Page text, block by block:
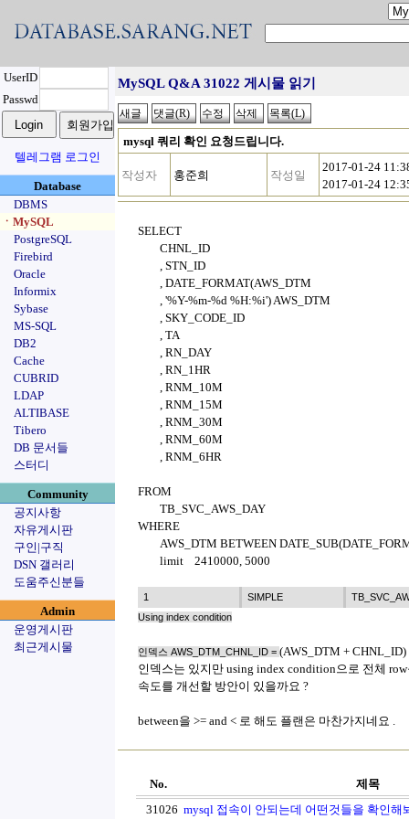
UserID
Passwd
텔레그램 로그인
Database
DBMS
ㆍMySQL
PostgreSQL
Firebird
Oracle
Informix
Sybase
MS-SQL
DB2
Cache
CUBRID
LDAP
ALTIBASE
Tibero
DB 문서들
스터디
Community
공지사항
자유게시판
구인|구직
DSN 갤러리
도움주신분들
Admin
운영게시판
최근게시물
MySQL Q&A 31022 게시물 읽기
mysql 쿼리 확인 요청드립니다.
작성자 홍준희 작성일
2017-01-24
2017-01-24
SELECT
CHNL_ID
, STN_ID
, DATE_FORMAT(AWS_DTM
, '%Y-%m-%d %H:%i') AWS_DTM
, SKY_CODE_ID
, TA
, RN_DAY
, RN_1HR
, RNM_10M
, RNM_15M
, RNM_30M
, RNM_60M
, RNM_6HR
FROM
TB_SVC_AWS_DAY
WHERE
AWS_DTM BETWEEN
limit 2410000, 5000
1 SIMPLE
Using index condition
인덱스 AWS_DTM_CHNL_ID = (AWS_DTM +
인덱스는 있지만 using index condition으로 전체
속도를 개선할 방안이 있을까요 ?
between을 >= and < 로 해도 플랜은 마찬가지네요 .
No.
제목
31026 mysql 접속이 안되는데 어떤것들을 확인해